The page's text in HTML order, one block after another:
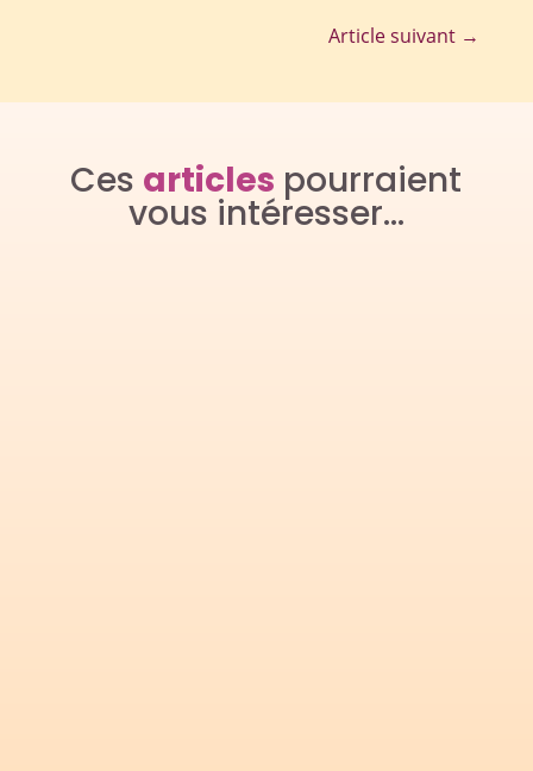
Article suivant →
Ces articles pourraient
vous intéresser…